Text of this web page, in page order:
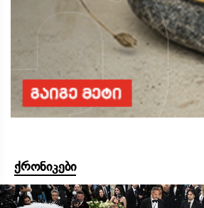
ქრონიკები